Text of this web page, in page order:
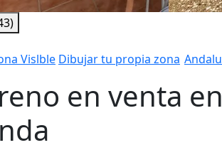
Vislble Dibujar tu propia zona
en venta